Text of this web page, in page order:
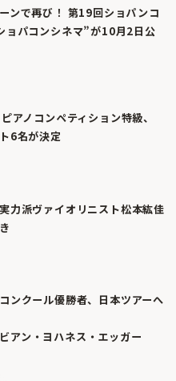
ンで再び！ 第19回ショパンコ
ョパコンシネマ”が10月2日公
アノコンペティション特級、
6名が決定
力派ヴァイオリニスト松本紘佳
ンクール優勝者、日本ツアーへ
アン・ヨハネス・エッガー